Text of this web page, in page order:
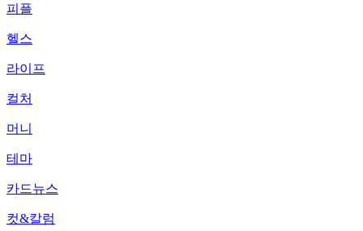
피플
헬스
라이프
컬처
머니
테마
카드뉴스
컷&칼럼